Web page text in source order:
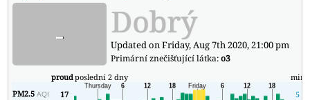
- Dobrý
Updated on Friday, Aug 7th 2020, 21:00 pm
Primární znečišťující látka:o3
proudposlední 2 dny min
PM2.5AQI 17 5